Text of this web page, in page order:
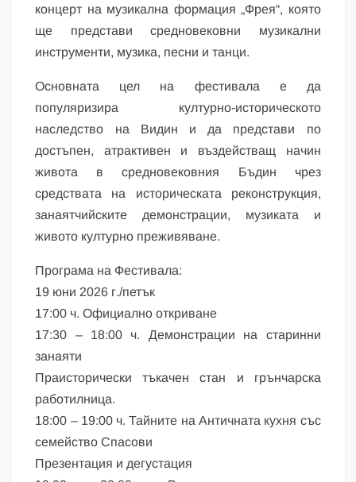
концерт на музикална формация „Фрея“, която
ще представи средновековни музикални
инструменти, музика, песни и танци.
Основната цел на фестивала е да
популяризира културно-историческото
наследство на Видин и да представи по
достъпен, атрактивен и въздействащ начин
живота в средновековния Бъдин чрез
средствата на историческата реконструкция,
занаятчийските демонстрации, музиката и
живото културно преживяване.
Програма на Фестивала:
19 юни 2026 г./петък
17:00 ч. Официално откриване
17:30 – 18:00 ч. Демонстрации на старинни
занаяти
Праисторически тъкачен стан и грънчарска
работилница.
18:00 – 19:00 ч. Тайните на Античната кухня със
семейство Спасови
Презентация и дегустация